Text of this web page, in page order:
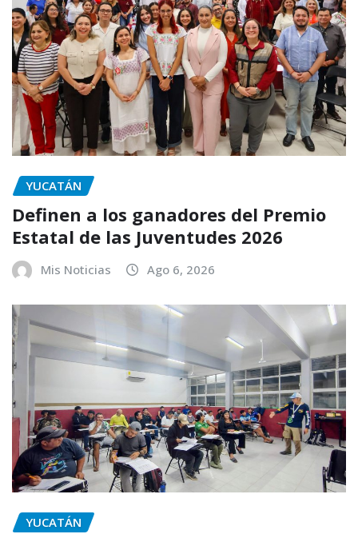
YUCATÁN
Definen a los ganadores del Premio
Estatal de las Juventudes 2026
Mis Noticias Ago 6, 2026
YUCATÁN